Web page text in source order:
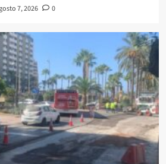
7, 2026 0